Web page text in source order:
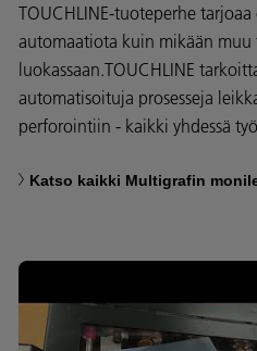
TOUCHLINE-tuoteperhe
automaatiota kuin mikään muu
luokassaan.TOUCHLINE
automatisoituja prosesseja
perforointiin - kaikki yhdessä
Katso kaikki Multigrafin